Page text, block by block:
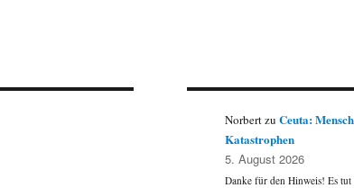
NorbertzuCeuta:
Katastrophen
5. August 2026
Danke für den Hinweis! Es